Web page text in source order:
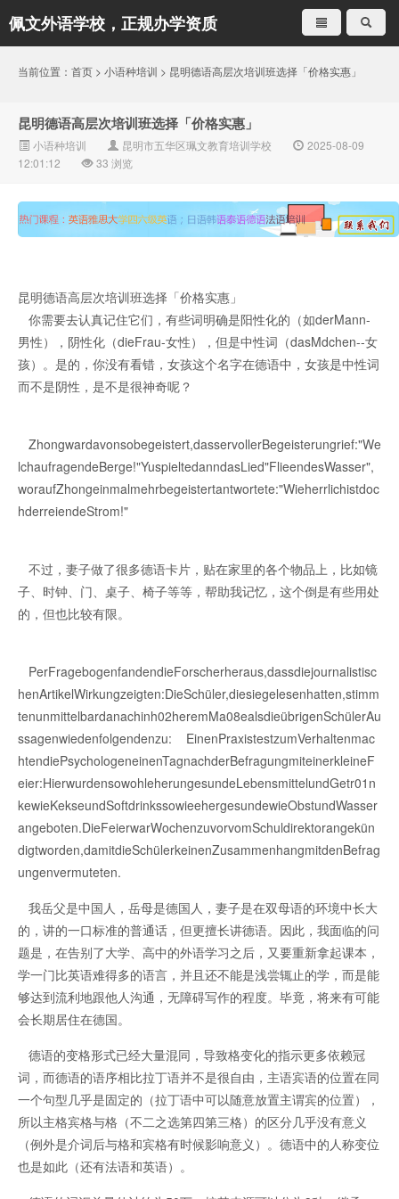
佩文外语学校，正规办学资质
就是不一样
当前位置： 首页 > 小语种培训 > 昆明德语高层次培训班选择「价格实惠」
昆明德语高层次培训班选择「价格实惠」
小语种培训 昆明市五华区珮文教育培训学校
2025-08-09
12:01:12
33 浏览
昆明德语高层次培训班选择「价格实惠」
你需要去认真记住它们，有些词明确是阳性化的（如derMann-
男性），阴性化（dieFrau-女性），但是中性词（dasMdchen--女
孩）。是的，你没有看错，女孩这个名字在德语中，女孩是中性词
而不是阴性，是不是很神奇呢？
Zhongwardavonsobegeistert,dasservollerBegeisterungrief:"We
lchaufragendeBerge!"YuspieltedanndasLied"FlieendesWasser",
woraufZhongeinmalmehrbegeistertantwortete:"Wieherrlichistdoc
hderreiendeStrom!"
不过，妻子做了很多德语卡片，贴在家里的各个物品上，比如镜
子、时钟、门、桌子、椅子等等，帮助我记忆，这个倒是有些用处
的，但也比较有限。
PerFragebogenfandendieForscherheraus,dassdiejournalistisc
henArtikelWirkungzeigten:DieSchüler,diesiegelesenhatten,stimm
tenunmittelbardanachinh02heremMa08ealsdieübrigenSchülerAu
ssagenwiedenfolgendenzu: EinenPraxistestzumVerhaltenmac
htendiePsychologeneinenTagnachderBefragungmiteinerkleineF
eier:HierwurdensowohleherungesundeLebensmittelundGetr01n
kewieKekseundSoftdrinkssowieehergesundewieObstundWasser
angeboten.DieFeierwarWochenzuvorvomSchuldirektorangekün
digtworden,damitdieSchülerkeinenZusammenhangmitdenBefrag
ungenvermuteten.
我岳父是中国人，岳母是德国人，妻子是在双母语的环境中长大
的，讲的一口标准的普通话，但更擅长讲德语。因此，我面临的问
题是，在告别了大学、高中的外语学习之后，又要重新拿起课本，
学一门比英语难得多的语言，并且还不能是浅尝辄止的学，而是能
够达到流利地跟他人沟通，无障碍写作的程度。毕竟，将来有可能
会长期居住在德国。
德语的变格形式已经大量混同，导致格变化的指示更多依赖冠
词，而德语的语序相比拉丁语并不是很自由，主语宾语的位置在同
一个句型几乎是固定的（拉丁语中可以随意放置主谓宾的位置），
所以主格宾格与格（不二之选第四第三格）的区分几乎没有意义
（例外是介词后与格和宾格有时候影响意义）。德语中的人称变位
也是如此（还有法语和英语）。